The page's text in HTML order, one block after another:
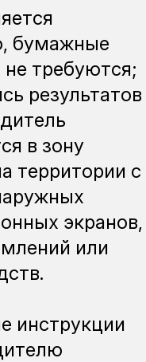
бумажные
требуются;
результатов
в зону
территории с
экранов,
или
инструкции